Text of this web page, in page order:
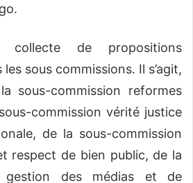
de propositions
sous commissions. Il s’agit,
sous-commission reformes
commission vérité justice
de la sous-commission
respect de bien public, de la
gestion des médias et de